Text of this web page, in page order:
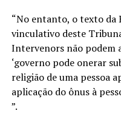
“No entanto, o texto da
vinculativo deste
Intervenors não podem
‘governo pode onerar
religião de uma pessoa
aplicação do ônus à
”.